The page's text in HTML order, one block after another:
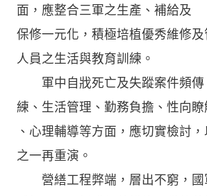
面，應整合三軍之生產、補給及
保修一元化，積極培植優秀維修
人員之生活與教育訓練。
軍中自戕死亡及失蹤案件頻傳
練、生活管理、勤務負擔、性向瞭
、心理輔導等方面，應切實檢討
之一再重演。
營繕工程弊端，層出不窮，國